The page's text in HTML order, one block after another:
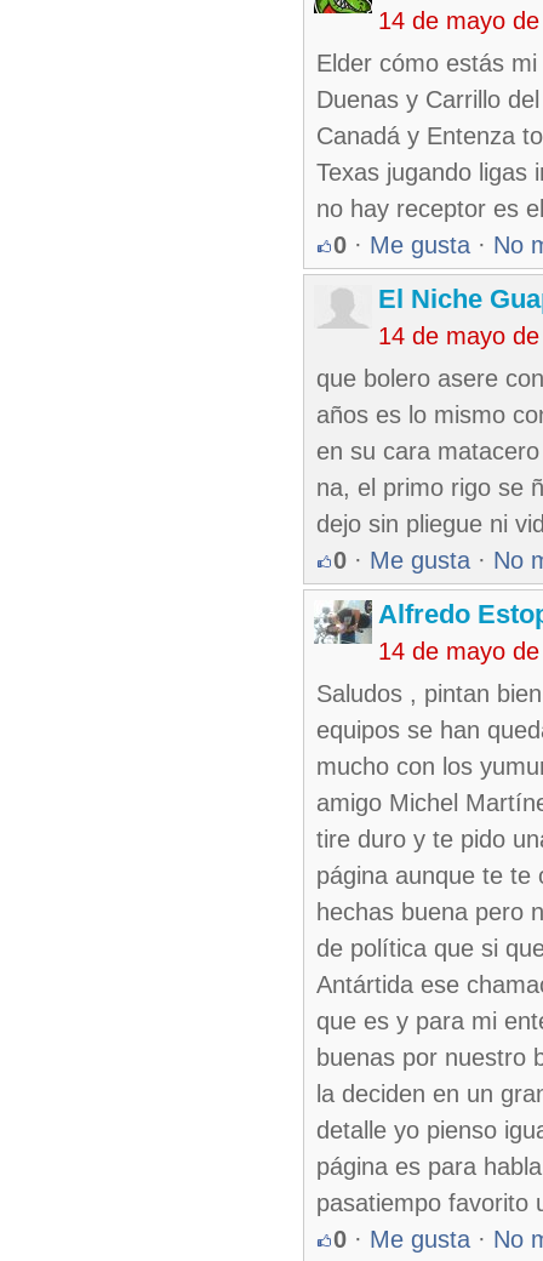
14 de mayo
Elder cómo estás
Duenas y Carrillo
Canadá y Entenza
Texas jugando ligas
no hay receptor es
0 · Me gusta · No
El Niche
14 de mayo
que bolero asere
años es lo mismo
en su cara
na, el primo rigo se
dejo sin pliegue ni
0 · Me gusta · No
Alfredo
14 de mayo
Saludos , pintan
equipos se han
mucho con los
amigo Michel
tire duro y te pido
página aunque te te
hechas buena pero
de política que si
Antártida ese
que es y para mi
buenas por nuestro
la deciden en un
detalle yo pienso
página es para
pasatiempo favorito
0 · Me gusta · No